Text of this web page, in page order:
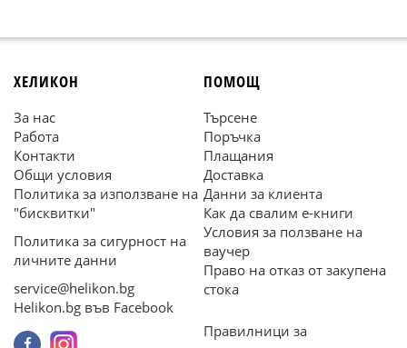
ХЕЛИКОН
За нас
Работа
Контакти
Общи условия
Политика за използване на
"бисквитки"
Политика за сигурност на
личните данни
service@helikon.bg
Helikon.bg във Facebook
ПОМОЩ
Търсене
Поръчка
Плащания
Доставка
Данни за клиента
Как да свалим е-книги
Условия за ползване на
ваучер
Право на отказ от закупена
стока
Правилници за